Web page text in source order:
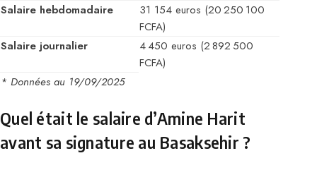
Salaire hebdomadaire
31 154 euros (20 250 100
FCFA)
Salaire journalier
4 450 euros (2 892 500
FCFA)
* Données au 19/09/2025
Quel était le salaire d’Amine Harit
avant sa signature au Basaksehir ?